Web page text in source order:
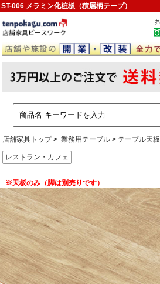
ST-006 メラミン化粧板（積層柄テープ）
店舗家具トップ 業務用テーブル テーブル天板
レストラン・カフェ
※天板のみ（脚は別売りです）